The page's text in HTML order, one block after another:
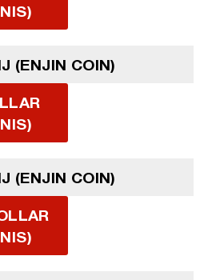
(ENJIN COIN)
(ENJIN COIN)